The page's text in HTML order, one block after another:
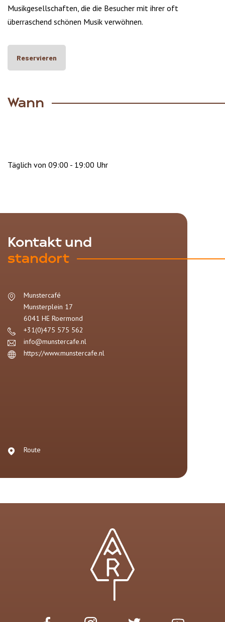
Musikgesellschaften, die die Besucher mit ihrer oft
überraschend schönen Musik verwöhnen.
Reservieren
Wann
Täglich von 09:00 - 19:00 Uhr
Kontakt und
standort
Munstercafé
Munsterplein 17
6041 HE Roermond
+31(0)475 575 562
info@munstercafe.nl
https://www.munstercafe.nl
Route